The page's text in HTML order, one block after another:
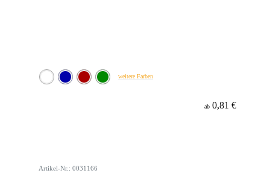
weitere Farben
ab 0,81 €
Artikel-Nr.: 0031166